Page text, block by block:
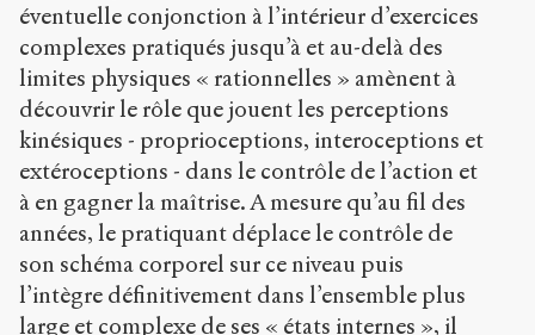
éventuelle conjonction à l’intérieur d’exercices
complexes pratiqués jusqu’à et au-delà des
limites physiques « rationnelles » amènent à
découvrir le rôle que jouent les perceptions
kinésiques - proprioceptions, interoceptions et
extéroceptions - dans le contrôle de l’action et
à en gagner la maîtrise. A mesure qu’au fil des
années, le pratiquant déplace le contrôle de
son schéma corporel sur ce niveau puis
l’intègre définitivement dans l’ensemble plus
large et complexe de ses « états internes », il